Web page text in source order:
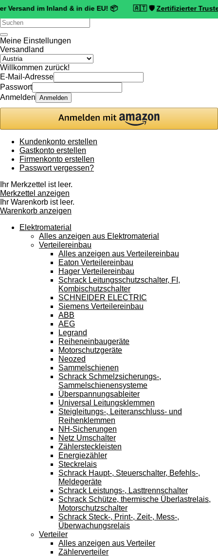
im Inland & in die EU! 📦 🇦🇹 🛡️ Zertifizierter Trusted Shops
Verwende
die
oben
und
unten,
um
das
Ergebnis
auszuwählen.
Eingabetaste,
zum
ausgewählten
können
Touch-
und
Streichgesten
verwenden.
Meine Einstellungen
Versandland
Willkommen zurück!
E-Mail-Adresse
Passwort
Anmelden Anmelden
Kundenkonto erstellen
Gastkonto erstellen
Firmenkonto erstellen
Passwort vergessen?
Ihr Merkzettel ist leer.
Merkzettel anzeigen
Ihr Warenkorb ist leer.
Warenkorb anzeigen
Elektromaterial
Alles anzeigen aus Elektromaterial
Verteilereinbau
Alles anzeigen aus Verteilereinbau
Eaton Verteilereinbau
Hager Verteilereinbau
Schrack Leitungsschutzschalter, FI,
Kombischutzschalter
SCHNEIDER ELECTRIC
Siemens Verteilereinbau
ABB
AEG
Legrand
Reiheneinbaugeräte
Motorschutzgeräte
Neozed
Sammelschienen
Schrack Schmelzsicherungs-,
Sammelschienensysteme
Überspannungsableiter
Universal Leitungsklemmen
Steigleitungs-, Leiteranschluss- und
Reihenklemmen
NH-Sicherungen
Netz Umschalter
Zählersteckleisten
Energiezähler
Steckrelais
Schrack Haupt-, Steuerschalter, Befehls-,
Meldegeräte
Schrack Leistungs-, Lasttrennschalter
Schrack Schütze, thermische Überlastrelais,
Motorschutzschalter
Schrack Steck-, Print-, Zeit-, Mess-,
Überwachungsrelais
Verteiler
Alles anzeigen aus Verteiler
Zählerverteiler